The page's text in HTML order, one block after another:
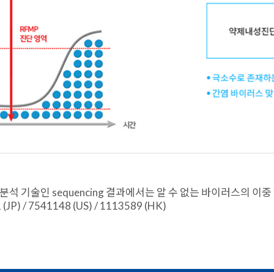
석 기술인 sequencing 결과에서는 알 수 없는 바이러스의 이
/ 7541148 (US) / 1113589 (HK)